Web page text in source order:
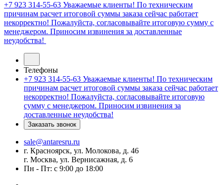
+7 923 314-55-63 Уважаемые клиенты! По техническим
причинам расчет итоговой суммы заказа сейчас работает
некорректно! Пожалуйста, согласовывайте итоговую сумму с
менеджером. Приносим извинения за доставленные
неудобства!
Телефоны
+7 923 314-55-63 Уважаемые клиенты! По техническим
причинам расчет итоговой суммы заказа сейчас работает
некорректно! Пожалуйста, согласовывайте итоговую
сумму с менеджером. Приносим извинения за
доставленные неудобства!
Заказать звонок
sale@antaresru.ru
г. Красноярск, ул. Молокова, д. 46
г. Москва, ул. Вернисажная, д. 6
Пн - Пт: с 9:00 до 18:00